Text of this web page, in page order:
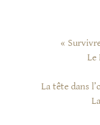
«
Le
La tête dans